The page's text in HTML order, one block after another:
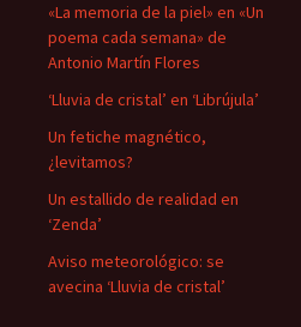
«La memoria de la piel» en «Un
poema cada semana» de
Antonio Martín Flores
‘Lluvia de cristal’ en ‘Librújula’
Un fetiche magnético,
¿levitamos?
Un estallido de realidad en
‘Zenda’
Aviso meteorológico: se
avecina ‘Lluvia de cristal’